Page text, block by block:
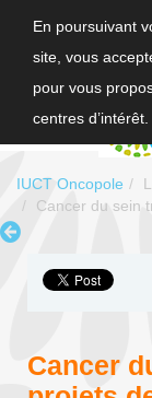
En poursuivant
site, vous
pour vous
centres d’intérêt.
IUCT Oncopole
Cancer du sein
Cancer